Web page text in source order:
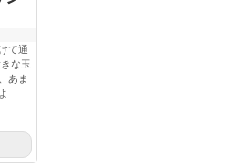
て通
な玉
あま